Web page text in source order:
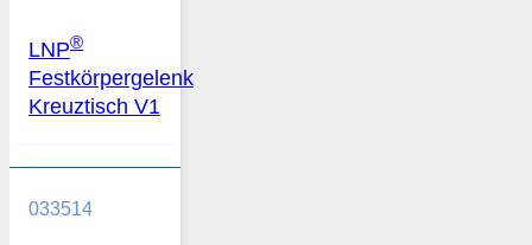
LNP®
Festkörpergelenk
Kreuztisch V1
033514